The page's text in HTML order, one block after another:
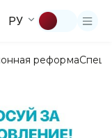
РУ
реформа